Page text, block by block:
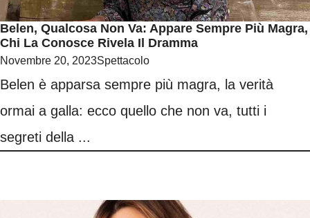
Belen, Qualcosa Non Va: Appare Sempre Più Magra,
Chi La Conosce Rivela Il Dramma
Novembre 20, 2023Spettacolo
Belen è apparsa sempre più magra, la verità
ormai a galla: ecco quello che non va, tutti i
segreti della ...